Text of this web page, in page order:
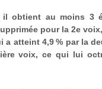
il obtient au moins 3
pour la 2e
a atteint 4,9 % par la
voix, ce qui lui